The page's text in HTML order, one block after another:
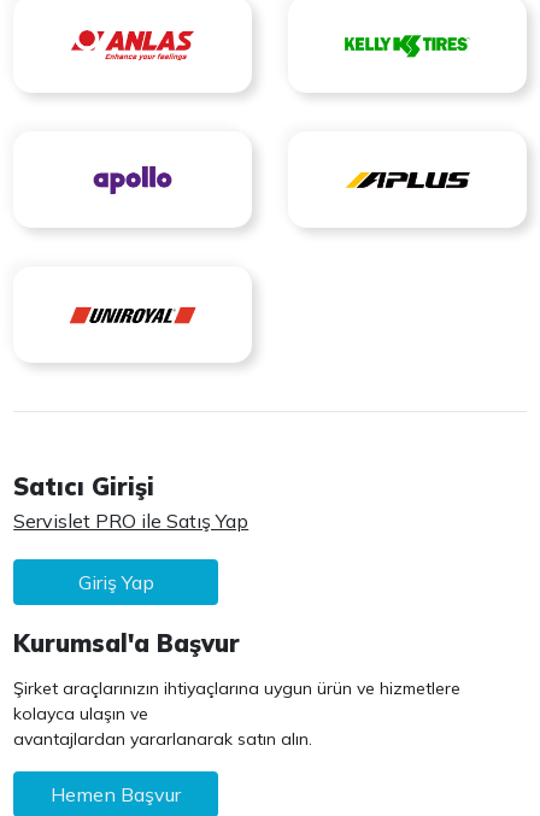
Satıcı Girişi
Servislet PRO ile Satış Yap
Giriş Yap
Kurumsal'a Başvur
Şirket araçlarınızın ihtiyaçlarına uygun ürün ve hizmetlere
kolayca ulaşın ve
avantajlardan yararlanarak satın alın.
Hemen Başvur